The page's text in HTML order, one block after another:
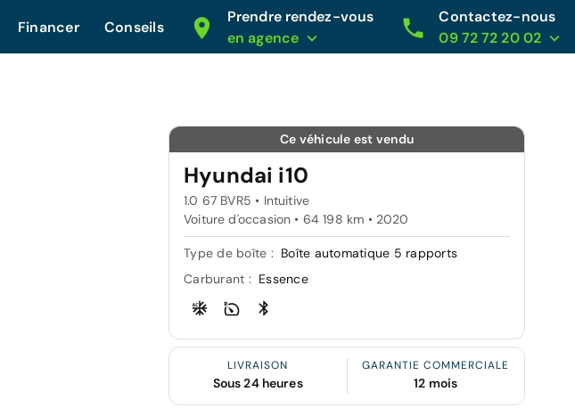
Financer Conseils
Prendre rendez-vous
en agence
Contactez-nous
09 72 72 20 02
Ce véhicule est vendu
Hyundai i10
1.0 67 BVR5 • Intuitive
Voiture d'occasion • 64 198 km • 2020
Type de boîte : Boîte automatique 5 rapports
Carburant : Essence
LIVRAISON
Sous 24 heures
GARANTIE COMMERCIALE
12 mois